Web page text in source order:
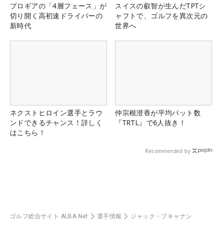
プロギアの「4層フェース」が
切り開く高初速ドライバーの
新時代
スイスの叡智が生んだTPTシ
ャフトで、ゴルフを異次元の
世界へ
ネクストヒロイン選手とラウ
ンドできるチャンス！詳しく
はこちら！
仲宗根澄香が平均パット数
『TRTL』で6人抜き！
Recommended by
ゴルフ総合サイト ALBA Net 選手情報 ジャック・ブキャナン